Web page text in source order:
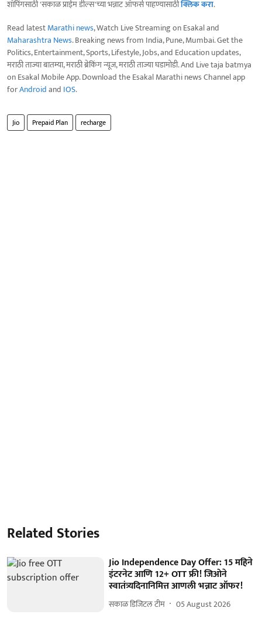
शॉपिंगसाठी 'सकाळ प्राईम डील्स'च्या भन्नाट ऑफर्स पाहण्यासाठीक्लिक करा.
Read latestMarathi news, Watch Live Streaming on Esakal and
Maharashtra News. Breaking news from India, Pune, Mumbai. Get the
Politics, Entertainment, Sports, Lifestyle, Jobs, and Education updates,
मराठी ताज्या बातम्या, मराठी ब्रेकिंग न्यूज, मराठी ताज्या घडामोडी. And Live taja batmya
on Esakal Mobile App. Download the Esakal Marathi news Channel app
forAndroidand IOS.
Jio Prepaid Plan recharge
Related Stories
Jio Independence Day Offer: 15 महिने
इंटरनेट आणि 12+ OTT फ्री! जिओने
स्वातंत्र्यदिनानिमित्त आणली भन्नाट ऑफर!
सकाळ डिजिटल टीम 05 August 2026